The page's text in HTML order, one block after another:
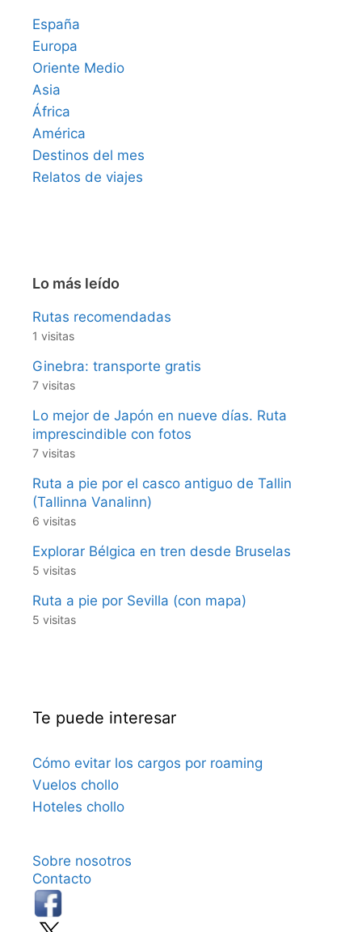
España
Europa
Oriente Medio
Asia
África
América
Destinos del mes
Relatos de viajes
Lo más leído
Rutas recomendadas
1 visitas
Ginebra: transporte gratis
7 visitas
Lo mejor de Japón en nueve días. Ruta
imprescindible con fotos
7 visitas
Ruta a pie por el casco antiguo de Tallin
(Tallinna Vanalinn)
6 visitas
Explorar Bélgica en tren desde Bruselas
5 visitas
Ruta a pie por Sevilla (con mapa)
5 visitas
Te puede interesar
Cómo evitar los cargos por roaming
Vuelos chollo
Hoteles chollo
Sobre nosotros
Contacto